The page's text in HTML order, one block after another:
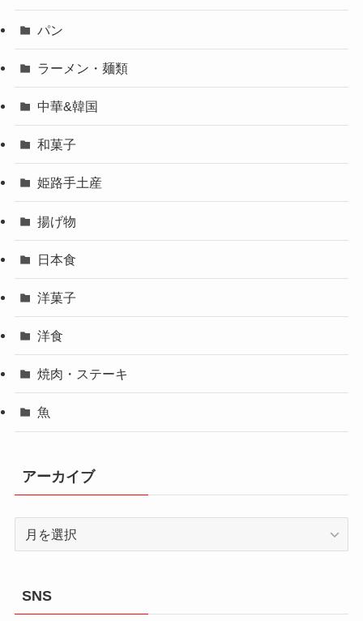
パン
ラーメン・麺類
中華&韓国
和菓子
姫路手土産
揚げ物
日本食
洋菓子
洋食
焼肉・ステーキ
魚
アーカイブ
SNS